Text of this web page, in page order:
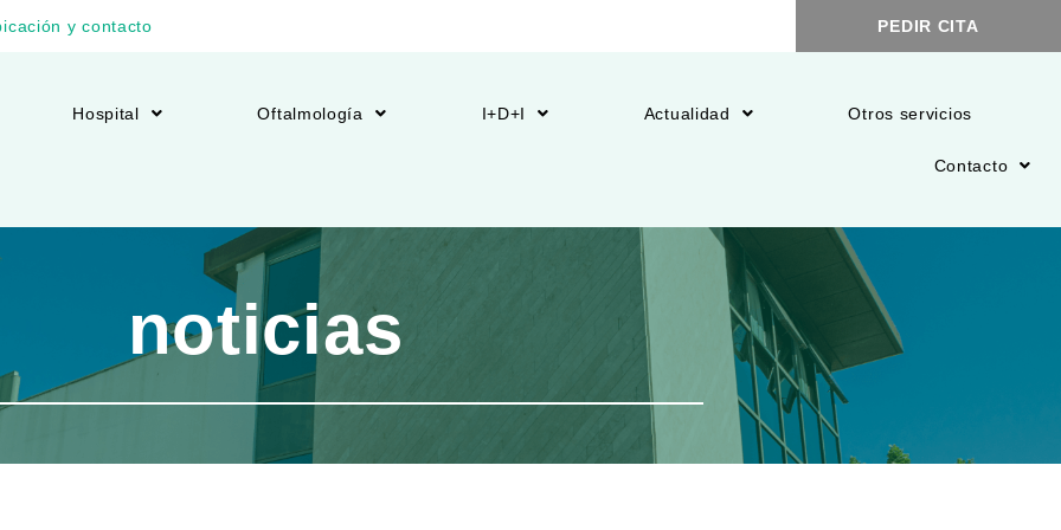
y contacto PEDIR CITA
Hospital Oftalmología I+D+I Actualidad Otros servicios
Contacto
noticias